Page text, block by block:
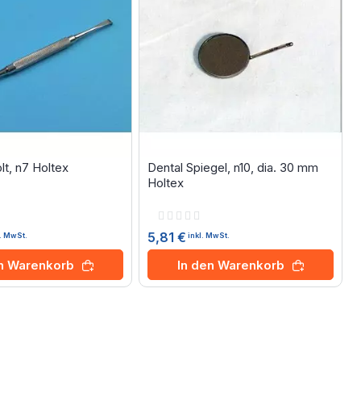
n7 Holtex
MwSt.
Warenkorb
Dental Spiegel, n10, dia. 30 mm
Holtex
Rating:
5,81 € inkl. MwSt.
In den Warenkorb